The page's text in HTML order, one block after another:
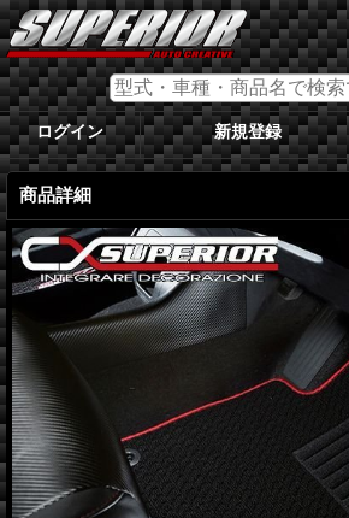
ログイン 新規登録
商品詳細